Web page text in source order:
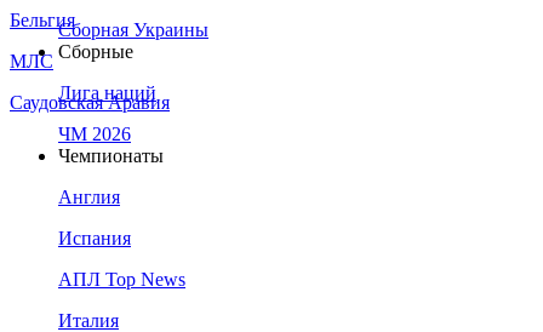
Бельгия
МЛС
Саудовская Аравия
Сборная Украины
Сборные
Лига наций
ЧМ 2026
Чемпионаты
Англия
Испания
АПЛ Top News
Италия